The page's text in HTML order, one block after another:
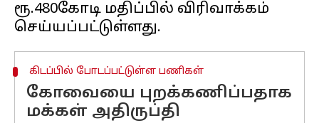
ரூ.480கோடி மதிப்பில் விரிவாக்கம்
கிடப்பில் போடப்பட்டுள்ள பணிகள்
கோவையை புறக்கணிப்பதாக
மக்கள் அதிருப்தி